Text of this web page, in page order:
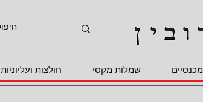
מכנסיים שמלות מקסי חולצות ועליוניות